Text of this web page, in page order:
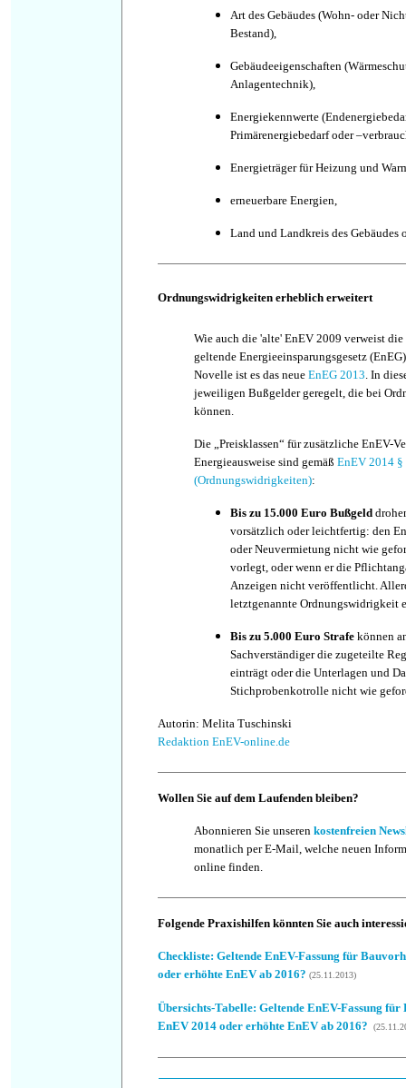
Art des Gebäudes (Wohn- oder
Bestand),
Gebäudeeigenschaften
Anlagentechnik),
Energiekennwerte
Primärenergiebedarf oder
Energieträger für Heizung und
erneuerbare Energien,
Land und Landkreis des Gebäudes
Ordnungswidrigkeiten erheblich erweitert
Wie auch die 'alte' EnEV 2009 verweist
geltende Energieeinsparungsgesetz
Novelle ist es das neue EnEG 2013 . In
jeweiligen Bußgelder geregelt, die bei
können.
Die „Preisklassen“ für zusätzliche EnEV-
Energieausweise sind gemäß EnEV 2014 §
(Ordnungswidrigkeiten):
Bis zu 15.000 Euro Bußgeld
vorsätzlich oder leichtfertig: den
oder Neuvermietung nicht wie
vorlegt, oder wenn er die
Anzeigen nicht veröffentlicht.
letztgenannte Ordnungswidrigkeit
Bis zu 5.000 Euro Strafe können
Sachverständiger die zugeteilte
einträgt oder die Unterlagen und
Stichprobenkotrolle nicht wie
Autorin: Melita Tuschinski
Redaktion EnEV-online.de
Wollen Sie auf dem Laufenden bleiben?
Abonnieren Sie unseren kostenfreien
monatlich per E-Mail, welche neuen
online finden.
Folgende Praxishilfen könnten Sie auch
Checkliste: Geltende EnEV-Fassung für
oder erhöhte EnEV ab 2016? (25.11.2013)
Übersichts-Tabelle: Geltende EnEV-Fassung
EnEV 2014 oder erhöhte EnEV ab 2016?